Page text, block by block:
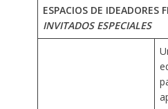
ESPACIOS DE IDEADORES
INVITADOS ESPECIALES